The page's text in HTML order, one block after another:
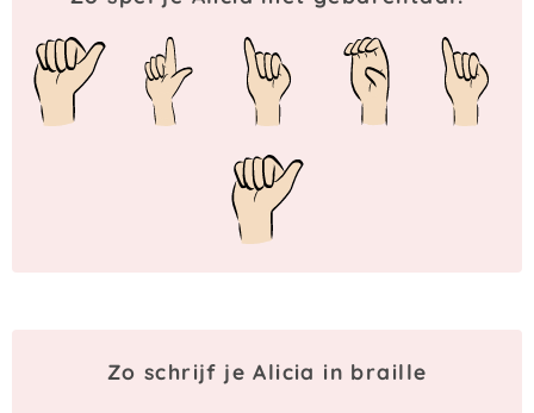
Zo schrijf je Alicia in braille